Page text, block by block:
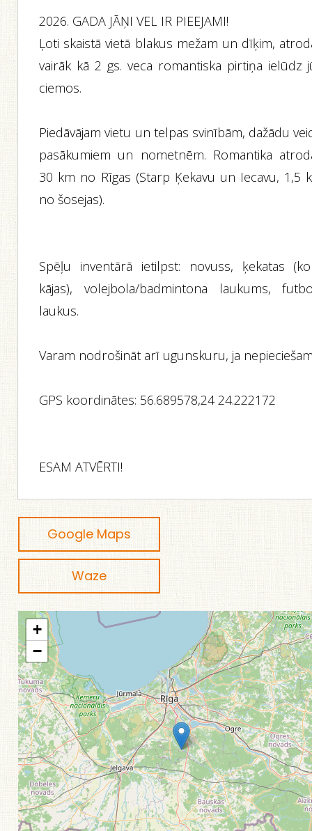
2026. GADA JĀŅI VEL IR PIEEJAMI!
Ļoti skaistā vietā blakus mežam un dīķim,
vairāk kā 2 gs. veca romantiska pirtiņa ielūdz
ciemos.
Piedāvājam vietu un telpas svinībām, dažādu
pasākumiem un nometnēm. Romantika
30 km no Rīgas (Starp Ķekavu un Iecavu, 1,5
no šosejas).
Spēļu inventārā ietilpst: novuss, ķekatas
kājas), volejbola/badmintona laukums,
laukus.
Varam nodrošināt arī ugunskuru, ja
GPS koordinātes: 56.689578,24 24.222172
ESAM ATVĒRTI!
Google Maps
Waze
+
−